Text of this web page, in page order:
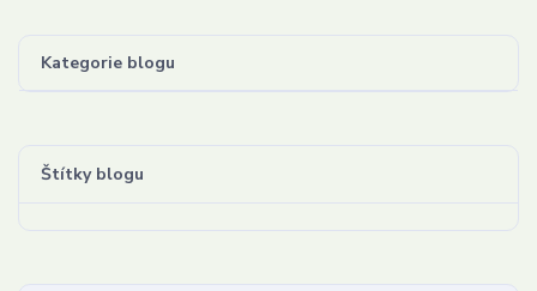
Kategorie blogu
Štítky blogu